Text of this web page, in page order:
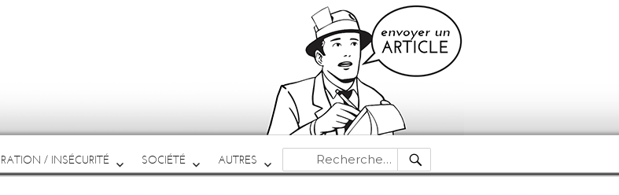
/ INSÉCURITÉ SOCIÉTÉ AUTRES
Recherche
pour :
RECHERCHE